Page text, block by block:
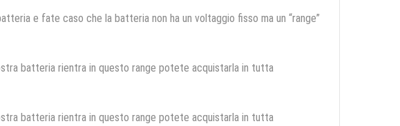
e fate caso che la batteria non ha un voltaggio fisso ma un “range”
batteria rientra in questo range potete acquistarla in tutta
batteria rientra in questo range potete acquistarla in tutta